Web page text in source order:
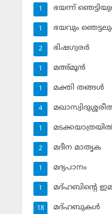
ഭയന്ന്
1
ഭയവും
1
ഭിഷഗ്വരര്‍
2
മഅ്മൂന്‍
1
മക്തി തങ്ങള്‍
1
4
1
മദീന മാതൃക
2
മദ്യപാനം
1
മദ്ഹബിന്റെ
1
മദ്ഹബുകള്‍
18